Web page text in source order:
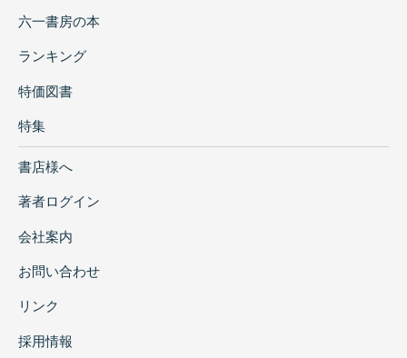
六一書房の本
ランキング
特価図書
特集
書店様へ
著者ログイン
会社案内
お問い合わせ
リンク
採用情報